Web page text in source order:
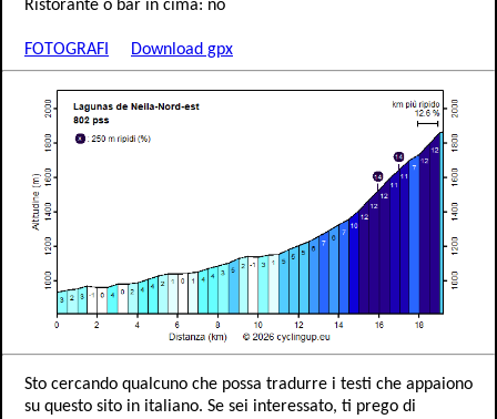
Ristorante o bar in cima: no
FOTOGRAFI Download gpx
Sto cercando qualcuno che possa tradurre i testi che appaiono
su questo sito in italiano. Se sei interessato, ti prego di